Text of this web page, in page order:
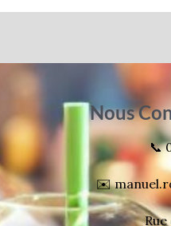
Nous
📞
✉️